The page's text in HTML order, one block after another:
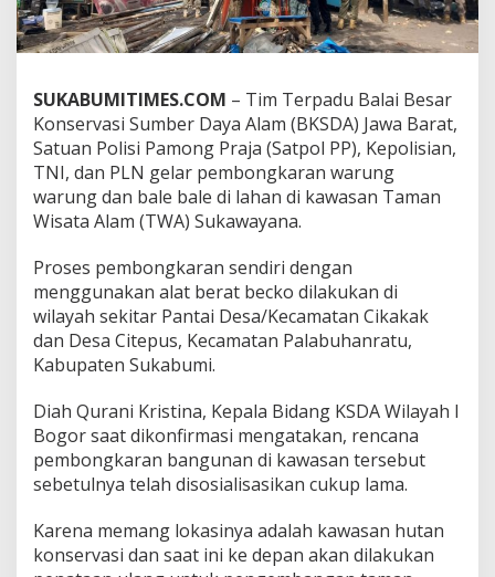
s
y
a
a
k
a
t
,
P
e
m
o
n
g
k
a
r
n
W
r
u
g
d
SUKABUMITIMES.COM – Tim Terpadu Balai Besar
Konservasi Sumber Daya Alam (BKSDA) Jawa Barat,
Satuan Polisi Pamong Praja (Satpol PP), Kepolisian,
TNI, dan PLN gelar pembongkaran warung
warung dan bale bale di lahan di kawasan Taman
Wisata Alam (TWA) Sukawayana.
Proses pembongkaran sendiri dengan
menggunakan alat berat becko dilakukan di
wilayah sekitar Pantai Desa/Kecamatan Cikakak
dan Desa Citepus, Kecamatan Palabuhanratu,
Kabupaten Sukabumi.
Diah Qurani Kristina, Kepala Bidang KSDA Wilayah I
Bogor saat dikonfirmasi mengatakan, rencana
pembongkaran bangunan di kawasan tersebut
sebetulnya telah disosialisasikan cukup lama.
Karena memang lokasinya adalah kawasan hutan
konservasi dan saat ini ke depan akan dilakukan